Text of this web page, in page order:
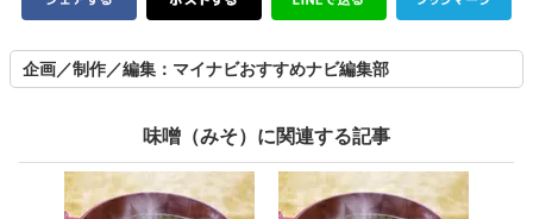
企画／制作／編集：マイナビおすすめナビ編集部
味噌（みそ）に関連する記事